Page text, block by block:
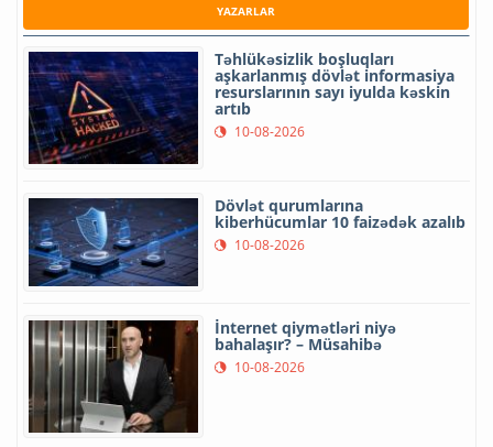
YAZARLAR
Təhlükəsizlik boşluqları
aşkarlanmış dövlət informasiya
resurslarının sayı iyulda kəskin
artıb
10-08-2026
Dövlət qurumlarına
kiberhücumlar 10 faizədək azalıb
10-08-2026
İnternet qiymətləri niyə
bahalaşır? – Müsahibə
10-08-2026